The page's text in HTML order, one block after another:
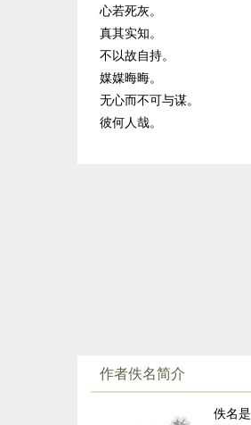
心若死灰。
真其实知。
不以故自持。
媒媒晦晦。
无心而不可与谋。
彼何人哉。
作者佚名简介
佚名